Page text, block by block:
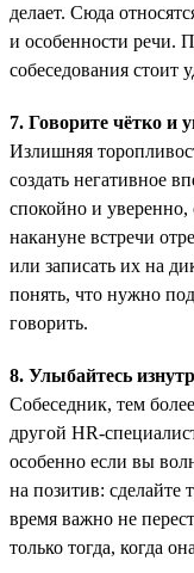
делает. Сюда
и особенности речи.
собеседования стоит
7. Говорите чётко и
Излишняя
создать негативное
спокойно и
накануне встречи
или записать их на
понять, что нужно
говорить.
8. Улыбайтесь
Собеседник, тем
другой HR-
особенно если вы
на позитив:
время важно не
только тогда, когда